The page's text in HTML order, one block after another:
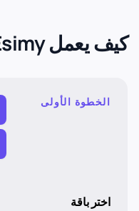
كيف يعمل Esimy؟
الخطوة الأولى
اختر باقة